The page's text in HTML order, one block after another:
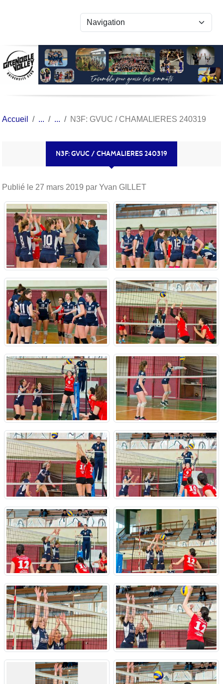
Accueil N3F: GVUC / CHAMALIERES 240319
N3F: GVUC / CHAMALIERES 240319
Publié le 27 mars 2019 par Yvan GILLET